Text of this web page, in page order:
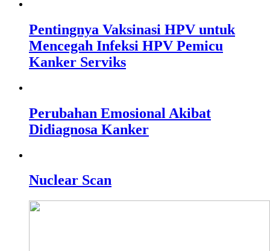
Pentingnya Vaksinasi HPV untuk
Mencegah Infeksi HPV Pemicu
Kanker Serviks
Perubahan Emosional Akibat
Didiagnosa Kanker
Nuclear Scan